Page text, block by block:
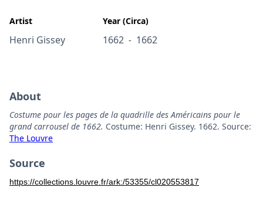
Artist
Henri Gissey
Year (Circa)
1662 - 1662
About
Costume pour les pages de la quadrille des Américains pour le
grand carrousel de 1662. Costume: Henri Gissey. 1662. Source:
The Louvre
Source
https://collections.louvre.fr/ark:/53355/cl020553817